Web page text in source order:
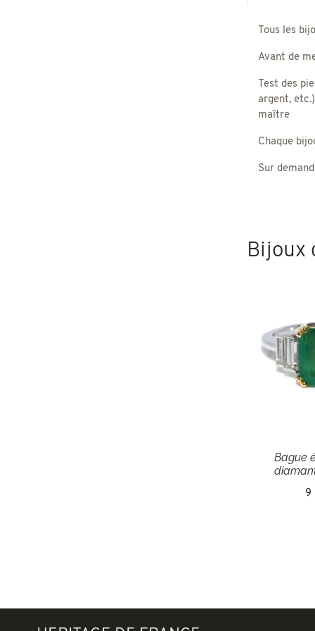
Tous les
Avant de
Test des
argent,
maître
Chaque
Sur
Bijoux
Bague
9